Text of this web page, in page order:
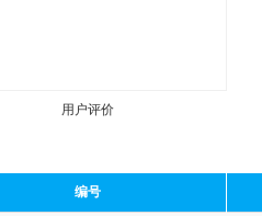
用户评价
编号